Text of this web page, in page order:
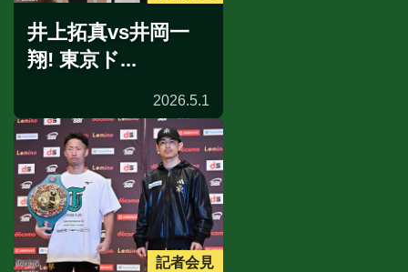
井上拓真vs井岡一
翔! 東京ド...
2026.5.1
記者会見